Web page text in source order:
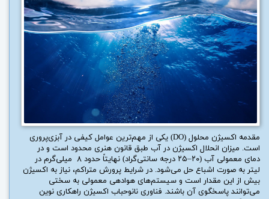
مقدمه اکسیژن محلول (DO) یکی از مهم‌ترین عوامل کیفی در آبزی‌پروری
است. میزان انحلال اکسیژن در آب طبق قانون هنری محدود است و در
دمای معمولی آب (۲۰–۲۵ درجه سانتی‌گراد) نهایتاً حدود ۸ میلی‌گرم در
لیتر به صورت اشباع حل می‌شود. در شرایط پرورش متراکم، نیاز به اکسیژن
بیش از این مقدار است و سیستم‌های هوادهی معمولی به سختی
می‌توانند پاسخگوی آن باشند. فناوری نانوحباب اکسیژن راهکاری نوین